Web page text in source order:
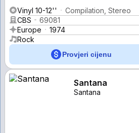
Vinyl 10-12''
Compilation, Stereo
CBS
69081
Europe
1974
Rock
Provjeri cijenu
Santana
Santana